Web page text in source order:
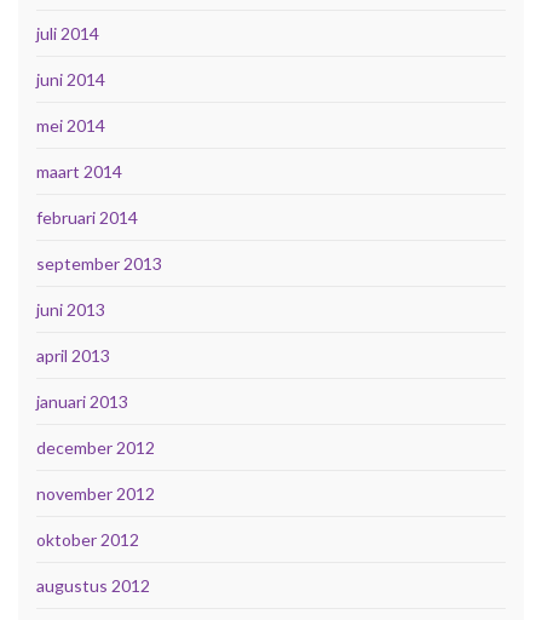
juli 2014
juni 2014
mei 2014
maart 2014
februari 2014
september 2013
juni 2013
april 2013
januari 2013
december 2012
november 2012
oktober 2012
augustus 2012